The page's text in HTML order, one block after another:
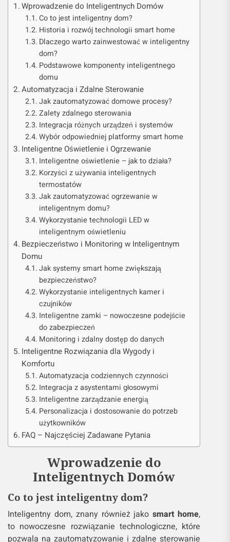
Wprowadzenie do Inteligentnych Domów
Co to jest inteligentny dom?
Historia i rozwój technologii smart home
Dlaczego warto zainwestować w inteligentny
dom?
Podstawowe komponenty inteligentnego
domu
Automatyzacja i Zdalne Sterowanie
Jak zautomatyzować domowe procesy?
Zalety zdalnego sterowania
Integracja różnych urządzeń i systemów
Wybór odpowiedniej platformy smart home
Inteligentne Oświetlenie i Ogrzewanie
Inteligentne oświetlenie – jak to działa?
Korzyści z używania inteligentnych
termostatów
Jak zautomatyzować ogrzewanie w
inteligentnym domu?
Wykorzystanie technologii LED w
inteligentnym oświetleniu
Bezpieczeństwo i Monitoring w Inteligentnym
Domu
Jak systemy smart home zwiększają
bezpieczeństwo?
Wykorzystanie inteligentnych kamer i
czujników
Inteligentne zamki – nowoczesne podejście
do zabezpieczeń
Monitoring i zdalny dostęp do danych
Inteligentne Rozwiązania dla Wygody i
Komfortu
Automatyzacja codziennych czynności
Integracja z asystentami głosowymi
Inteligentne zarządzanie energią
Personalizacja i dostosowanie do potrzeb
użytkowników
FAQ – Najczęściej Zadawane Pytania
Wprowadzenie do
Inteligentnych Domów
Co to jest inteligentny dom?
Inteligentny dom, znany również jakosmart home,
to nowoczesne rozwiązanie technologiczne, które
pozwala na zautomatyzowanie i zdalne sterowanie